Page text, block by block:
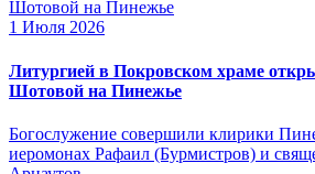
1 Июля 2026
Литургией в Покровском храме
Шотовой на Пинежье
Богослужение совершили клирики
иеромонах Рафаил (Бурмистров) и